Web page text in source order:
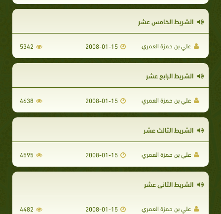
الشريط الخامس عشر
علي بن حمزة العمري 2008-01-15
5342
الشريط الرابع عشر
علي بن حمزة العمري 2008-01-15
4638
الشريط الثالث عشر
علي بن حمزة العمري 2008-01-15
4595
الشريط الثاني عشر
علي بن حمزة العمري 2008-01-15
4482